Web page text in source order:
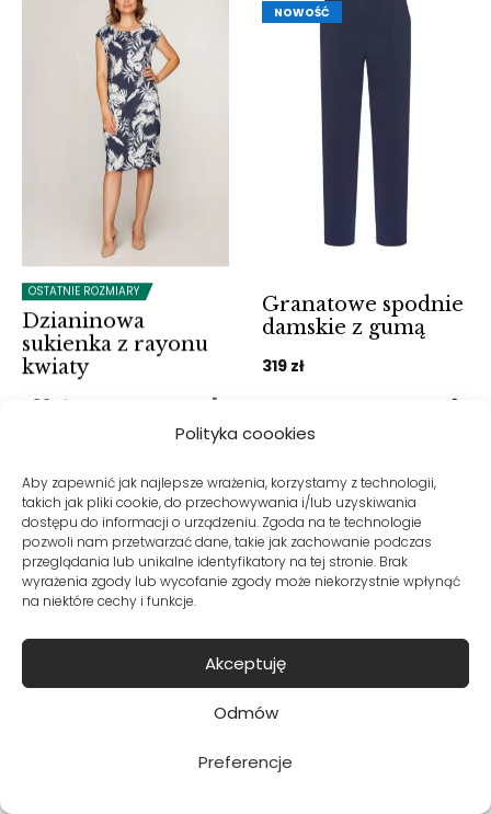
Polityka coookies
Aby zapewnić jak najlepsze wrażenia, korzystamy z technologii,
takich jak pliki cookie, do przechowywania i/lub uzyskiwania
dostępu do informacji o urządzeniu. Zgoda na te technologie
pozwoli nam przetwarzać dane, takie jak zachowanie podczas
przeglądania lub unikalne identyfikatory na tej stronie. Brak
wyrażenia zgody lub wycofanie zgody może niekorzystnie wpłynąć
na niektóre cechy i funkcje.
Akceptuję
Odmów
Preferencje
OSTATNIE ROZMIARY
Dzianinowa
sukienka z rayonu
kwiaty
299 zł
NOWOŚĆ
Granatowe spodnie
damskie z gumą
319 zł